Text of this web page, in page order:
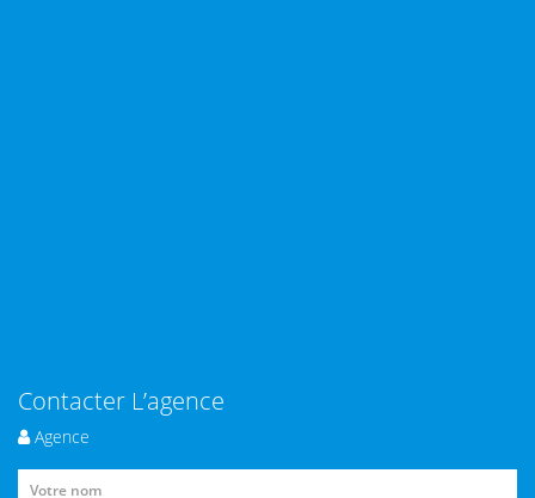
Contacter L’agence
Agence